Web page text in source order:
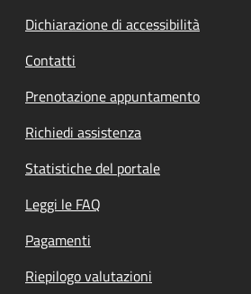
Dichiarazione di accessibilità
Contatti
Prenotazione appuntamento
Richiedi assistenza
Statistiche del portale
Leggi le FAQ
Pagamenti
Riepilogo valutazioni